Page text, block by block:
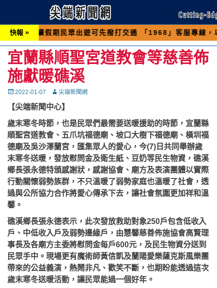
快報 »
民眾出遊可先撥打交通 「1968」客服專線，以避免遇
宜蘭縣順聖宮道教會等慈善佈
施獻暖礁溪
Posted
2022-01-07 Autor尖端新聞網
【尖端新聞中心】
歲末寒冬時節，也是民眾們最需要送暖援助的時節，宜蘭縣
順聖宮道教會、五爪坑福德廟、坡口大樹下福德廟、橫圳福
德廟及吳沙澤蘭宮，匯集眾人的愛心，今(7)日共同舉辦歲
末寒冬送暖，發放慰問金及衛生紙、豆奶等民生物資，礁溪
鄉長張永德特頒感謝狀，感謝協會、廟方及表演團體以實際
行動關懷弱勢族群，不只溫暖了弱勢家庭也溫暖了社會，透
過與公所協力合作將愛心傳承下去，讓社會氛圍更加祥和溫
馨。
礁溪鄉長張永德表示，此次發放救助對象250戶包含低收入
戶、中低收入戶及弱勢邊緣戶，由慧馨慈善佈施協會高賢理
事長及各廟方主委將慰問金每戶600元，及民生物資分送到
民眾手中。現場更有魔術師黃信凱及蘭陽愛樂薩克斯風樂團
帶來的公益義演，熱鬧非凡、歡笑不斷，也期盼能透過這次
歲末寒冬送暖活動，讓民眾能過一個好年。